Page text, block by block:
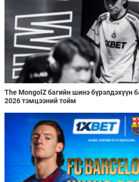
The MongolZ багийн шинэ бүрэлдэхүүн
2026 тэмцээний тойм